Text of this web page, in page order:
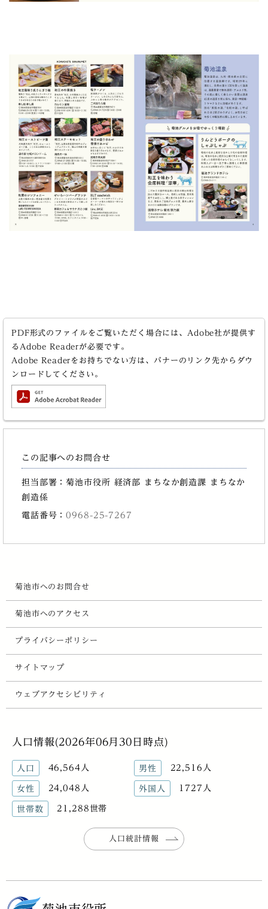
PDF形式のファイルをご覧いただく場合には、Adobe社が提供す
るAdobe Readerが必要です。
Adobe Readerをお持ちでない方は、バナーのリンク先からダウ
ンロードしてください。
この記事へのお問合せ
担当部署：菊池市役所 経済部 まちなか創造課 まちなか
創造係
電話番号：0968-25-7267
菊池市へのお問合せ
菊池市へのアクセス
プライバシーポリシー
サイトマップ
ウェブアクセシビリティ
人口情報(2026年06月30日時点)
人口 46,564人 男性 22,516人
女性 24,048人 外国人 1727人
世帯数 21,288世帯
人口統計情報